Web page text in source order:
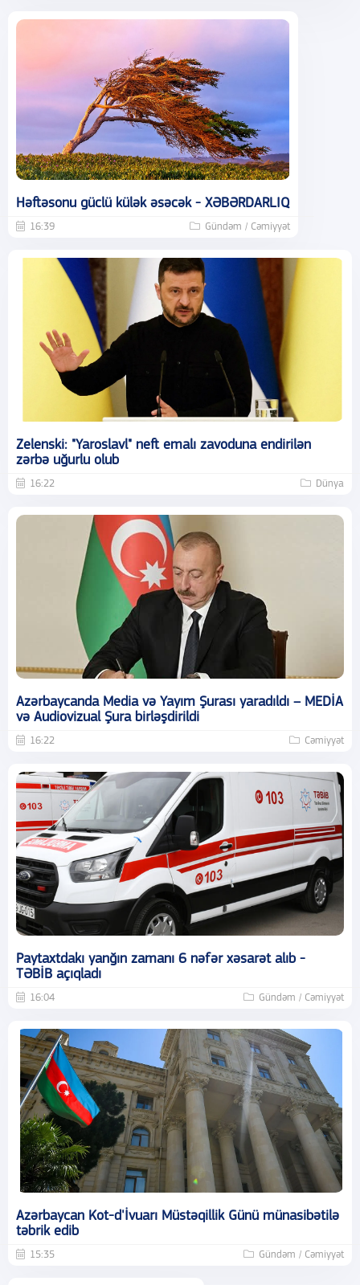
Həftəsonu güclü külək əsəcək - XƏBƏRDARLIQ
16:39 Gündəm / Cəmiyyət
Zelenski: "Yaroslavl" neft emalı zavoduna endirilən
zərbə uğurlu olub
16:22 Dünya
Azərbaycanda Media və Yayım Şurası yaradıldı – MEDİA
və Audiovizual Şura birləşdirildi
16:22 Cəmiyyət
Paytaxtdakı yanğın zamanı 6 nəfər xəsarət alıb -
TƏBİB açıqladı
16:04 Gündəm / Cəmiyyət
Azərbaycan Kot-d'İvuarı Müstəqillik Günü münasibətilə
təbrik edib
15:35 Gündəm / Cəmiyyət